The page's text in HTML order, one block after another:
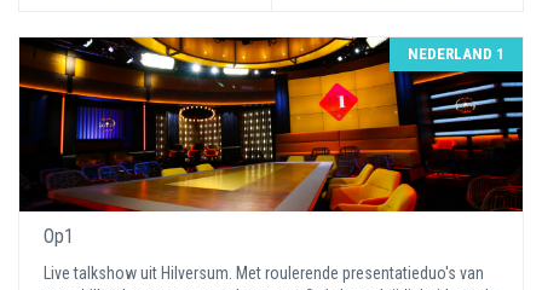
NEDERLAND 1
Op1
Live talkshow uit Hilversum. Met roulerende presentatieduo's van